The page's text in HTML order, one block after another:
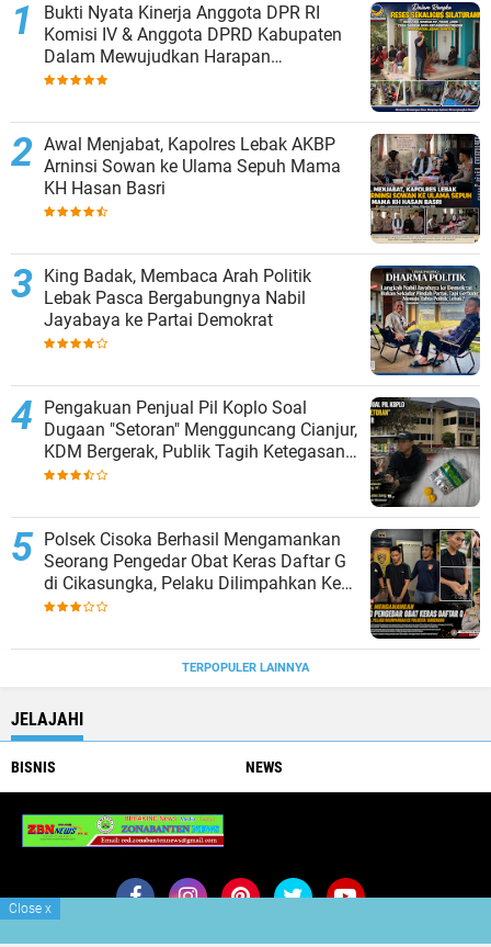
Bukti Nyata Kinerja Anggota DPR RI
Komisi IV & Anggota DPRD Kabupaten
Dalam Mewujudkan Harapan
Masyarakat
Awal Menjabat, Kapolres Lebak AKBP
Arninsi Sowan ke Ulama Sepuh Mama
KH Hasan Basri
King Badak, Membaca Arah Politik
Lebak Pasca Bergabungnya Nabil
Jayabaya ke Partai Demokrat
Pengakuan Penjual Pil Koplo Soal
Dugaan "Setoran" Mengguncang Cianjur,
KDM Bergerak, Publik Tagih Ketegasan
Polda Jabar
Polsek Cisoka Berhasil Mengamankan
Seorang Pengedar Obat Keras Daftar G
di Cikasungka, Pelaku Dilimpahkan Ke
Polresta Tangerang
TERPOPULER LAINNYA
JELAJAHI
BISNIS NEWS
Close x